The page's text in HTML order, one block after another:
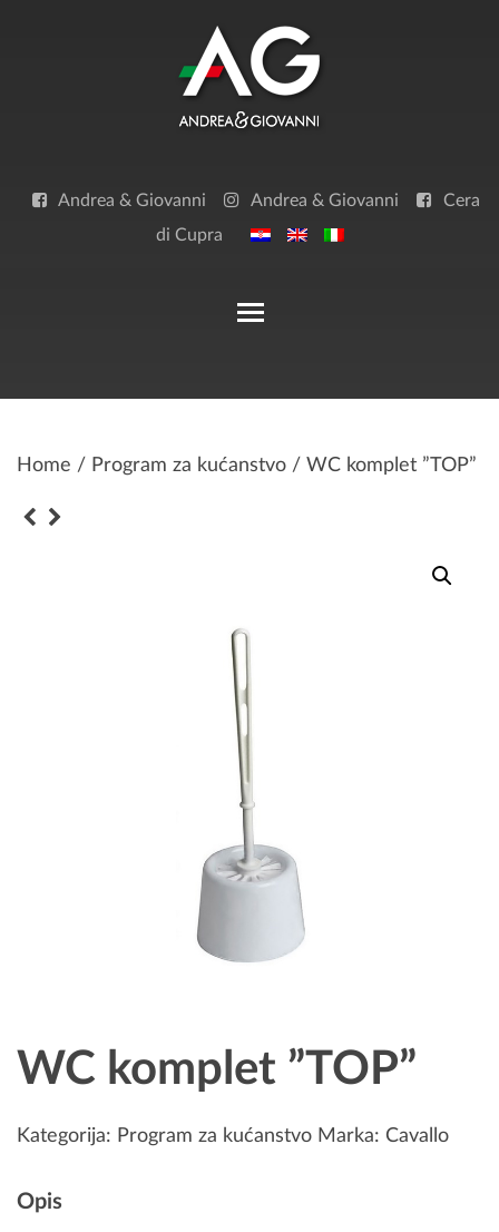
Andrea & Giovanni Andrea & Giovanni Cera
di Cupra
Home / Program za kućanstvo / WC komplet ”TOP”
WC komplet ”TOP”
Kategorija: Program za kućanstvo Marka: Cavallo
Opis